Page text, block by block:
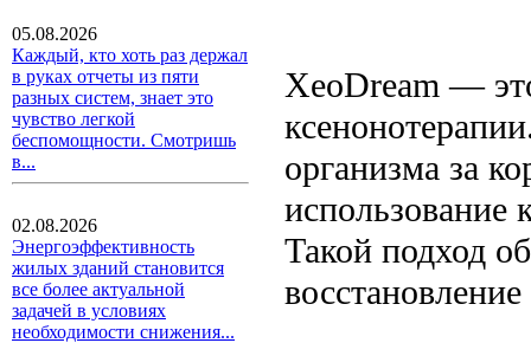
05.08.2026
Каждый, кто хоть раз держал
в руках отчеты из пяти
разных систем, знает это
чувство легкой
беспомощности. Смотришь
в...
02.08.2026
Энергоэффективность
жилых зданий становится
все более актуальной
задачей в условиях
необходимости снижения...
XeoDream —
организма за
использование
Такой подход